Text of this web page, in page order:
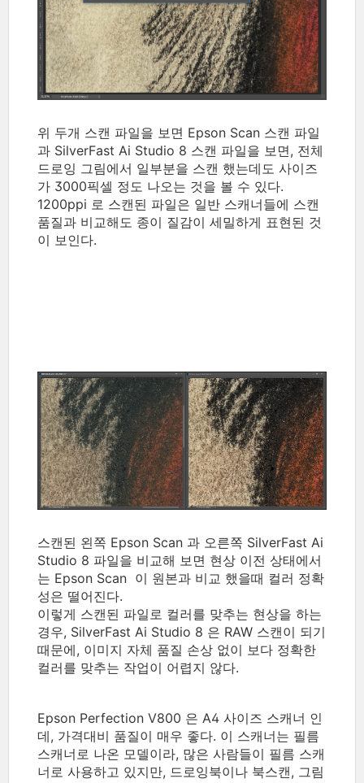
위 두개 스캔 파일을 보면 Epson Scan 스캔 파일
과 SilverFast Ai Studio 8 스캔 파일을 보면, 전체
드로잉 그림에서 일부분을 스캔 했는데도 사이즈
가 3000픽셀 정도 나오는 것을 볼 수 있다.
1200ppi 로 스캔된 파일은 일반 스캐너들에 스캔
품질과 비교해도 종이 질감이 세밀하게 표현된 것
이 보인다.
스캔된 왼쪽 Epson Scan 과 오른쪽 SilverFast Ai
Studio 8 파일을 비교해 보면 현상 이전 상태에서
는 Epson Scan 이 원본과 비교 했을때 컬러 정확
성은 떨어진다.
이렇게 스캔된 파일로 컬러를 맞추는 현상을 하는
경우, SilverFast Ai Studio 8 은 RAW 스캔이 되기
때문에, 이미지 자체 품질 손상 없이 보다 정확한
컬러를 맞추는 작업이 어렵지 않다.
Epson Perfection V800 은 A4 사이즈 스캐너 인
데, 가격대비 품질이 매우 좋다. 이 스캐너는 필름
스캐너로 나온 모델이라, 많은 사람들이 필름 스캐
너로 사용하고 있지만, 드로잉북이나 북스캔, 그림